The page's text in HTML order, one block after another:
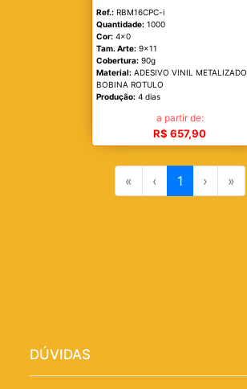
Ref.: RBM16CPC-i
Quantidade: 1000
Cor: 4x0
Tam. Arte: 9x11
Cobertura: 90g
Material: ADESIVO VINIL METALIZADO
BOBINA ROTULO
Produção: 4 dias
a partir de:
R$ 657,90
« ‹ 1 › »
DÚVIDAS